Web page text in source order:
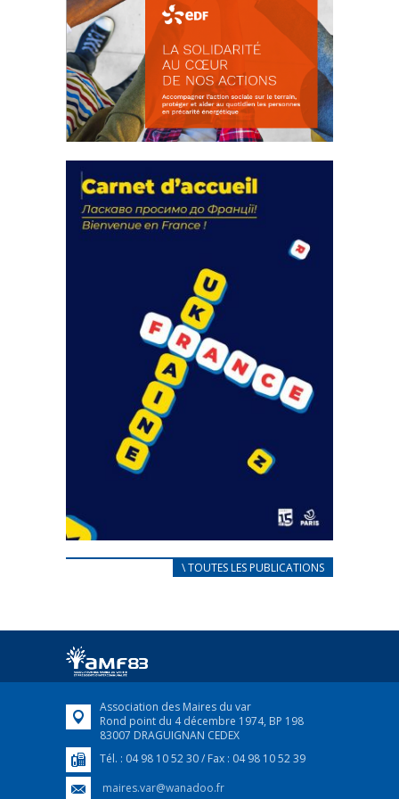
actions
18 septembre 2023
FEUILLETER
CARNET D’ACCUEIL
Afin d’accompagner au mieux les réfugiés
FEUILLETER
\ TOUTES LES PUBLICATIONS
Association des Maires du var
Rond point du 4 décembre 1974, BP 198
83007 DRAGUIGNAN CEDEX
Tél. : 04 98 10 52 30 / Fax : 04 98 10 52 39
maires.var@wanadoo.fr